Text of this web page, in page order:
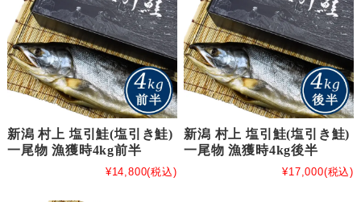
新潟 村上 塩引鮭(塩引き鮭)
一尾物 漁獲時4kg前半
¥14,800(税込)
新潟 村上 塩引鮭(塩引き鮭)
一尾物 漁獲時4kg後半
¥17,000(税込)